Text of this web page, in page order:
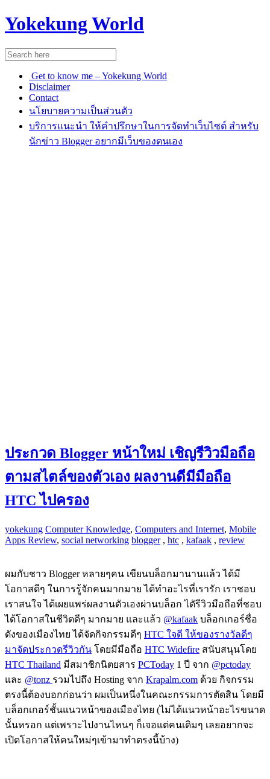
Yokekung World
Get to know me – Yokekung World
Disclaimer
Contact
นโยบายความเป็นส่วนตัว
บริการแนะนำ ให้คำปรึกษาในการจัดทำเว็บไซต์ สำหรับ
นักข่าว Blogger อยากมีเว็บของตนเอง
ประกวด Blogger หน้าใหม่ เชิญรีวิวมือถือ
ตามสไตล์ของตัวเอง ผลงานดีมีมือถือ
HTC ไปครอง
yokekung Computer Knowledge, Computers and Internet, Mobile
Apps Review, social networking blogger, htc , kafaak , review
ผมกับชาว Blogger หลายๆคน เขียนบล็อกมานานแล้ว ได้มี
โอกาสดีๆ ในการรู้จักคนมากมาย ได้ทำอะไรที่เรารัก เราชอบ
เราสนใจ ได้เผยแพร่ผลงานตัวเองผ่านบล็อก ไดัรีวิวมือถือที่ชอบ
ได้โอกาสในชีวิตดีๆ มากมาย และแล้ว @kafaak บล็อกเกอร์ชื่อ
ดังของเมืองไทย ได้จัดกิจกรรมดีๆ HTC ใจดี ให้ของรางวัลดีๆ
มาจัดประกวดรีวิวกัน โดยมีมือถือ HTC Widefire สนับสนุนโดย
HTC Thailand มีสมาชิกนิตยสาร PCToday 1 ปี จาก @pctoday
และ @tonz รวมไปถึง Hosting จาก Krapalm.com ด้วย กิจกรรม
ตรงนี้ต้องบอกก่อนว่า ผมเป็นหนึ่งในคณะกรรมการตัดสิน โดยมี
บล็อกเกอร์ชั้นแนวหน้าของเมืองไทย (ไม่ได้แนวหน้าอะไรขนาด
นั้นหรอก แต่เพราะไปงานไหนๆ ก็เจอแต่คนเดิมๆ เลยอยากจะ
เปิดโอกาสให้คนใหม่ๆเข้ามาทำตรงนี้บ้าง)